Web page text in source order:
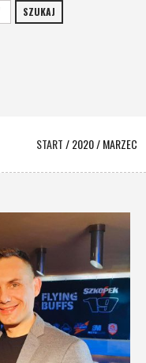
SZUKAJ
START/2020/MARZEC